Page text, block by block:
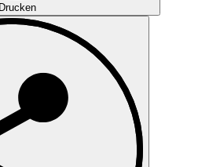
Drucken